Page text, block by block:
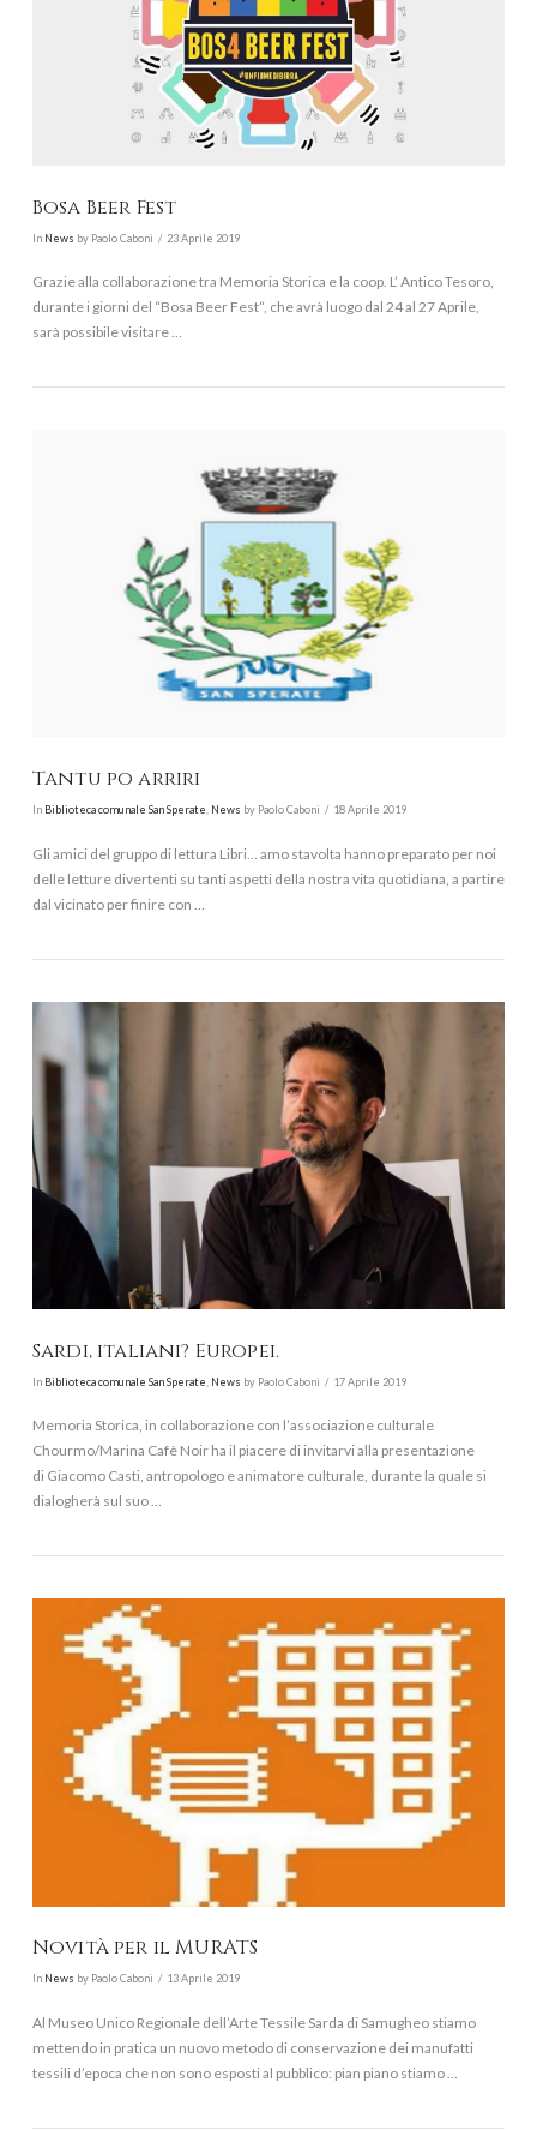
VIEW POST
VIEW POST
Bosa Beer Fest
In News by Paolo Caboni 23 Aprile 2019
Grazie alla collaborazione tra Memoria Storica e la coop. L’ Antico Tesoro,
durante i giorni del “Bosa Beer Fest“, che avrà luogo dal 24 al 27 Aprile,
sarà possibile visitare …
VIEW POST
Tantu po arriri
In Biblioteca comunale San Sperate, News by Paolo Caboni 18 Aprile 2019
Gli amici del gruppo di lettura Libri… amo stavolta hanno preparato per noi
delle letture divertenti su tanti aspetti della nostra vita quotidiana, a partire
dal vicinato per finire con …
VIEW POST
Sardi, italiani? Europei.
In Biblioteca comunale San Sperate News by Paolo Caboni 17 Aprile 2019
Memoria Storica, in collaborazione con l’associazione culturale
Chourmo/Marina Cafè Noir ha il piacere di invitarvi alla presentazione
di Giacomo Casti, antropologo e animatore culturale, durante la quale si
dialogherà sul suo …
Novità per il MURATS
In News by Paolo Caboni 13 Aprile 2019
Al Museo Unico Regionale dell’Arte Tessile Sarda di Samugheo stiamo
mettendo in pratica un nuovo metodo di conservazione dei manufatti
tessili d’epoca che non sono esposti al pubblico: pian piano stiamo …